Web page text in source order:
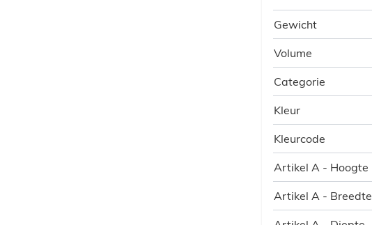
Gewicht
Volume
Categorie
Kleur
Kleurcode
Artikel A - Hoogte
Artikel A - Breedte